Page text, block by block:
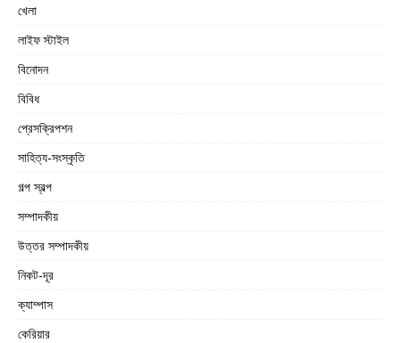
খেলা
লাইফ স্টাইল
বিনোদন
বিবিধ
প্রেসক্রিপশন
সাহিত্য-সংস্কৃতি
গল্প স্বল্প
সম্পাদকীয়
উত্তর সম্পাদকীয়
নিকট-দূর
ক্যাম্পাস
কেরিয়ার